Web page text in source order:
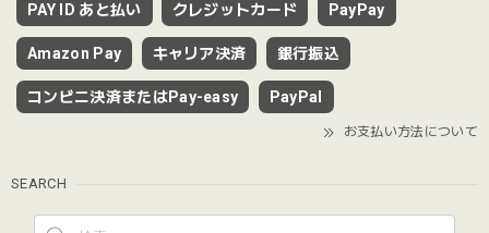
PAY ID あと払い クレジットカード PayPay
Amazon Pay キャリア決済 銀行振込
コンビニ決済またはPay-easy PayPal
お支払い方法について
SEARCH